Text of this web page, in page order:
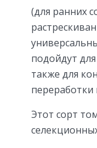
(для ранних
подойдут
также для
Этот сорт